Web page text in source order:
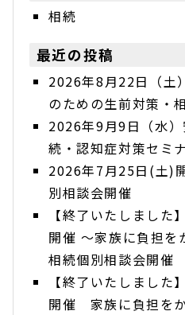
相続
最近の投稿
2026年8月22日（土
のための生前対策・
2026年9月9日（水
続・認知症対策セミ
2026年7月25日(土)
別相談会開催
【終了いたしまし
開催 ～家族に負担を
相続個別相談会開催
【終了いたしまし
開催 家族に負担を